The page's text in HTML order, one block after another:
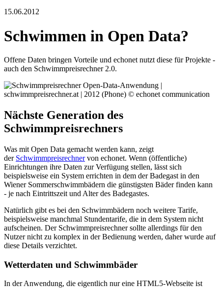
15.06.2012
Schwimmen in Open Data?
Offene Daten bringen Vorteile und echonet nutzt diese für Projekte -
auch den Schwimmpreisrechner 2.0.
Nächste Generation des
Schwimmpreisrechners
Was mit Open Data gemacht werden kann, zeigt
der Schwimmpreisrechnervon echonet. Wenn (öffentliche)
Einrichtungen ihre Daten zur Verfügung stellen, lässt sich
beispielsweise ein System errichten in dem der Badegast in den
Wiener Sommerschwimmbädern die günstigsten Bäder finden kann
- je nach Eintrittszeit und Alter des Badegastes.
Natürlich gibt es bei den Schwimmbädern noch weitere Tarife,
beispielsweise manchmal Stundentarife, die in dem System nicht
aufscheinen. Der Schwimmpreisrechner sollte allerdings für den
Nutzer nicht zu komplex in der Bedienung werden, daher wurde auf
diese Details verzichtet.
Wetterdaten und Schwimmbäder
In der Anwendung, die eigentlich nur eine HTML5-Webseite ist